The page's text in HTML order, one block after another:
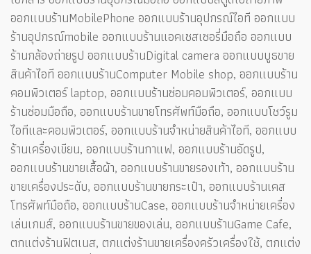
ออกแบบร้านMobilePhone ออกแบบร้านอุปกรณ์ไอที ออกแบบ
ร้านอุปกรณ์mobile ออกแบบร้านแอคเซสเซอรี่มือถือ ออกแบบ
ร้านกล้องถ่ายรูป ออกแบบร้านDigital camera ออกแบบบูธขาย
สินค้าไอที ออกแบบร้านComputer Mobile shop, ออกแบบร้าน
คอมพิวเตอร์ laptop, ออกแบบร้านซ่อมคอมพิวเตอร์, ออกแบบ
ร้านซ่อมมือถือ, ออกแบบร้านขายโทรศัพท์มือถือ, ออกแบบโชว์รูม
ไอทีและคอมพิวเตอร์, ออกแบบร้านจำหน่ายสินค้าไอที, ออกแบบ
ร้านเครื่องเขียน, ออกแบบร้านกาแฟ, ออกแบบร้านอัดรูป,
ออกแบบร้านขายเสื้อผ้า, ออกแบบร้านขายรองเท้า, ออกแบบร้าน
ขายเครื่องประดับ, ออกแบบร้านขายกระเป๋า, ออกแบบร้านเคส
โทรศัพท์มือถือ, ออกแบบร้านCase, ออกแบบร้านจำหน่ายเครื่อง
เล่นเกมส์, ออกแบบร้านขายของเล่น, ออกแบบร้านGame Cafe,
ตกแต่งร้านฟิตเนส, ตกแต่งร้านขายเครื่องครัวเครื่องใช้, ตกแต่ง